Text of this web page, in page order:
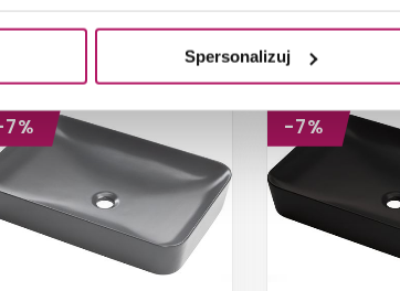
Spersonalizuj
NA BLAT
-7%